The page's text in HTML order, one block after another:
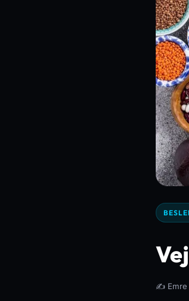
✍️ Emre